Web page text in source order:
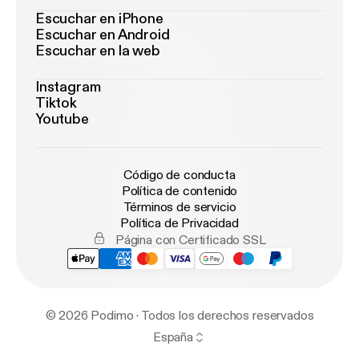
Escuchar en iPhone
Escuchar en Android
Escuchar en la web
Instagram
Tiktok
Youtube
Código de conducta
Política de contenido
Términos de servicio
Política de Privacidad
Página con Certificado SSL
© 2026 Podimo · Todos los derechos reservados
España